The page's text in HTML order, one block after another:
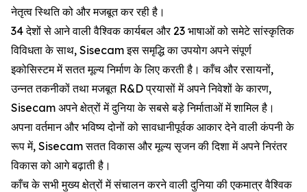
नेतृत्व स्थिति को और मजबूत कर रही है।
34 देशों से आने वाली वैश्विक कार्यबल और 23 भाषाओं को समेटे सांस्कृतिक
विविधता के साथ, Sisecam इस समृद्धि का उपयोग अपने संपूर्ण
इकोसिस्टम में सतत मूल्य निर्माण के लिए करती है। काँच और रसायनों,
उन्नत तकनीकों तथा मजबूत R&D प्रयासों में अपने निवेशों के कारण,
Sisecam अपने क्षेत्रों में दुनिया के सबसे बड़े निर्माताओं में शामिल है।
अपना वर्तमान और भविष्य दोनों को सावधानीपूर्वक आकार देने वाली कंपनी के
रूप में, Sisecam सतत विकास और मूल्य सृजन की दिशा में अपने निरंतर
विकास को आगे बढ़ाती है।
काँच के सभी मुख्य क्षेत्रों में संचालन करने वाली दुनिया की एकमात्र वैश्विक